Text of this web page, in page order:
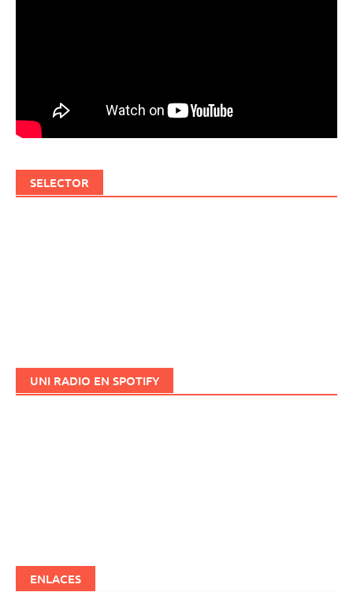
SELECTOR
UNI RADIO EN SPOTIFY
ENLACES